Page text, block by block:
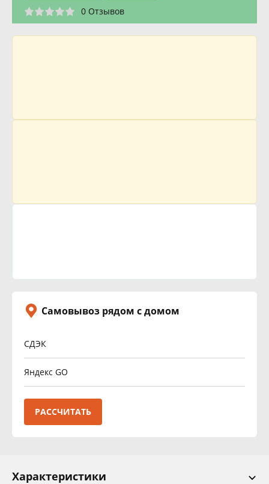
0 Отзывов
Самовывоз рядом с домом
СДЭК
Яндекс GO
РАССЧИТАТЬ
Характеристики